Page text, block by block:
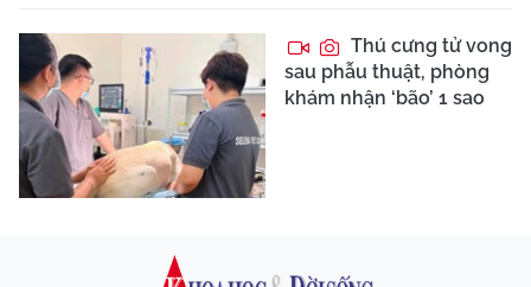
Thú cưng tử vong
sau phẫu thuật, phòng
khám nhận ‘bão’ 1 sao